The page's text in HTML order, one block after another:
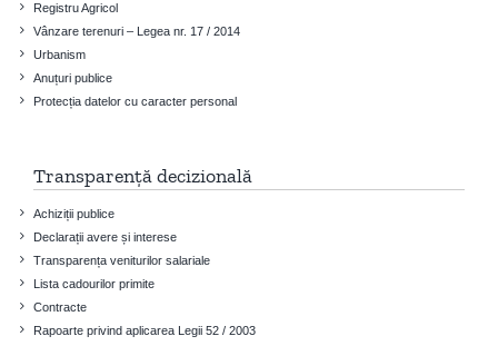
Registru Agricol
Vânzare terenuri – Legea nr. 17 / 2014
Urbanism
Anuțuri publice
Protecția datelor cu caracter personal
Transparență decizională
Achiziții publice
Declarații avere și interese
Transparența veniturilor salariale
Lista cadourilor primite
Contracte
Rapoarte privind aplicarea Legii 52 / 2003